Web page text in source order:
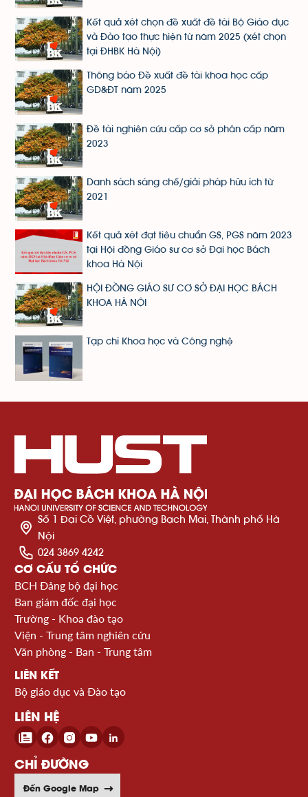
Kết quả xét chọn đề xuất đề tài Bộ Giáo dục
và Đào tạo thực hiện từ năm 2025 (xét chọn
tại ĐHBK Hà Nội)
Thông báo Đề xuất đề tài khoa học cấp
GD&ĐT năm 2025
Đề tài nghiên cứu cấp cơ sở phân cấp năm
2023
Danh sách sáng chế/giải pháp hữu ích từ
2021
Kết quả xét đạt tiêu chuẩn GS, PGS năm 2023
tại Hội đồng Giáo sư cơ sở Đại học Bách
khoa Hà Nội
HỘI ĐỒNG GIÁO SƯ CƠ SỞ ĐẠI HỌC BÁCH
KHOA HÀ NỘI
Tạp chí Khoa học và Công nghệ
Số 1 Đại Cồ Việt, phường Bạch Mai, Thành phố Hà
Nội
024 3869 4242
CƠ CẤU TỔ CHỨC
BCH Đảng bộ đại học
Ban giám đốc đại học
Trường - Khoa đào tạo
Viện - Trung tâm nghiên cứu
Văn phòng - Ban - Trung tâm
LIÊN KẾT
Bộ giáo dục và Đào tạo
LIÊN HỆ
CHỈ ĐƯỜNG
Đến Google Map